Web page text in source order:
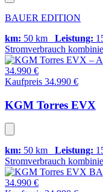
BAUER EDITION
km: 50 km Leistung:
Stromverbrauch
34.990 €
Kaufpreis 34.990 €
KGM Torres EVX
km: 50 km Leistung:
Stromverbrauch
34.990 €